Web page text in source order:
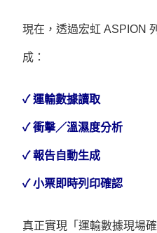
現在，透過宏虹 ASPION
成：
✓ 運輸數據讀取
✓ 衝擊／溫濕度分析
✓ 報告自動生成
✓ 小票即時列印確認
真正實現「運輸數據現場